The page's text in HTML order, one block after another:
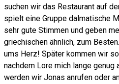
suchen wir das Restaurant auf
spielt eine Gruppe dalmatische
sehr gute Stimmen und geben
griechischen ähnlich, zum
ums Herz! Später kommen wir
nachdem Lore mich lange genug
werden wir Jonas anrufen oder